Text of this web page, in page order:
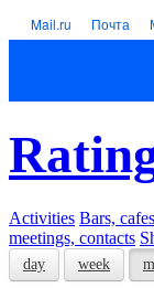
Mail.ru Почта
Activities Bars,
meetings, contacts
day week